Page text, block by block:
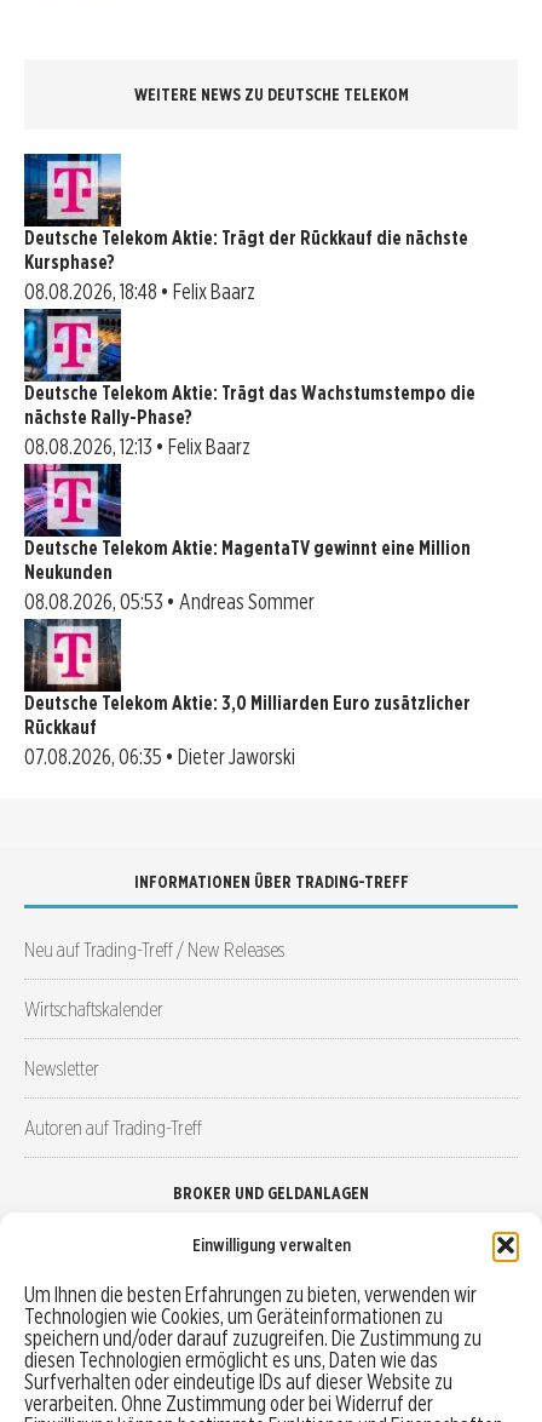
Einwilligung verwalten
Um Ihnen die besten Erfahrungen zu bieten, verwenden wir
Technologien wie Cookies, um Geräteinformationen zu
speichern und/oder darauf zuzugreifen. Die Zustimmung zu
diesen Technologien ermöglicht es uns, Daten wie das
Surfverhalten oder eindeutige IDs auf dieser Website zu
verarbeiten. Ohne Zustimmung oder bei Widerruf der
WEITERE NEWS ZU DEUTSCHE TELEKOM
Deutsche Telekom Aktie: Trägt der Rückkauf die nächste
Kursphase?
08.08.2026, 18:48 • Felix Baarz
Deutsche Telekom Aktie: Trägt das Wachstumstempo die
nächste Rally-Phase?
08.08.2026, 12:13 • Felix Baarz
Deutsche Telekom Aktie: MagentaTV gewinnt eine Million
Neukunden
08.08.2026, 05:53 • Andreas Sommer
Deutsche Telekom Aktie: 3,0 Milliarden Euro zusätzlicher
Rückkauf
07.08.2026, 06:35 • Dieter Jaworski
INFORMATIONEN ÜBER TRADING-TREFF
Neu auf Trading-Treff / New Releases
Wirtschaftskalender
Newsletter
Autoren auf Trading-Treff
BROKER UND GELDANLAGEN
Robo-Advisor vergleichen
Depotvergleich